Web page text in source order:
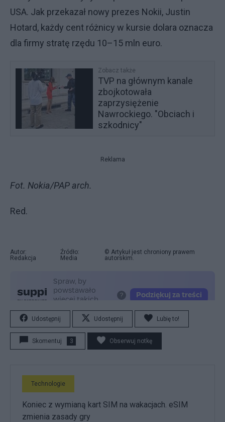
USA. Jak przekazał nowy prezes Nokii, Justin
Hotard, każdy cent różnicy w kursie dolara oznacza
dla firmy stratę rzędu 10–15 mln euro.
Zobacz także
TVP na głównym kanale
zbojkotowała
zaprzysiężenie
Nawrockiego. "Obciach i
szkodnicy"
Reklama
Fot. Nokia/PAP arch.
Red.
Autor:
Redakcja
Źródło:
Media
© Artykuł jest chroniony prawem
autorskim.
Udostępnij Udostępnij Lubię to!
Skomentuj 3 Obserwuj notkę
Technologie
Koniec z wymianą kart SIM na wakacjach. eSIM
zmienia zasady gry